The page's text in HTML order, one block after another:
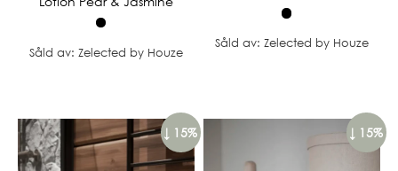
Såld av: Zelected by Houze
Såld av: Zelected by Houze
↓ 15% ↓ 15%